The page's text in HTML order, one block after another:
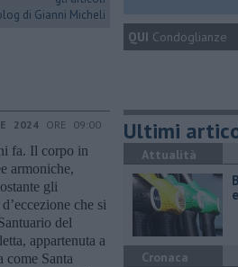
di Gianni Micheli
2024 ORE 09:00
fa. Il corpo in
armoniche,
gli
che si
del
appartenuta a
come Santa
QUI Condoglianze
Ultimi
Attualità
Cronaca